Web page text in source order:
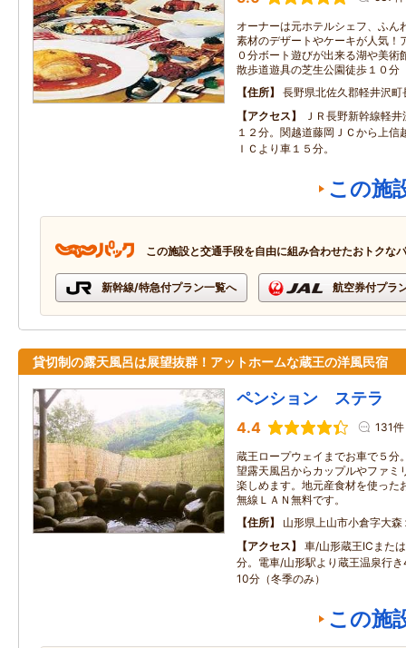
オーナーは元ホテルシェフ、ふん
素材のデザートやケーキが人気！
０分ボート遊びが出来る湖や美術
散歩道遊具の芝生公園徒歩１０分
住所
長野県北佐久郡軽井沢
アクセス
ＪＲ長野新幹線軽
１２分。関越道藤岡ＪＣから上信
ＩＣより車１５分。
この施
この施設と交通手段を自由に組み合わせたおトクな
新幹線/特急付プラン一覧へ 航空券付プラ
貸切制の露天風呂は展望抜群！アットホームな蔵王の洋風民宿
ペンション ステラ
4.4 131件
蔵王ロープウェイまでお車で５分
望露天風呂からカップルやファミ
楽しめます。地元産食材を使った
無線ＬＡＮ無料です。
住所
山形県上山市小倉字大
アクセス
車/山形蔵王ICまた
分。電車/山形駅より蔵王温泉行
10分（冬季のみ）
この施